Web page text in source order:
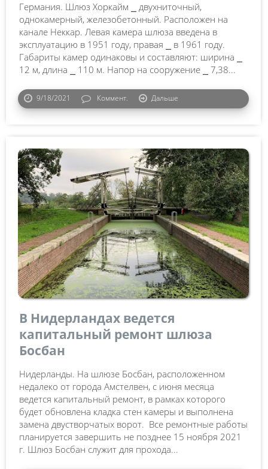
Германия. Шлюз Хоркайм ⎯ двухниточный,
однокамерный, железобетонный. Расположен на
канале Неккар. Левая камера шлюза введена в
эксплуатацию в 1951 году, правая ⎯ в 1961 году.
Габариты камер одинаковы и составляют: ширина ⎯
12 м, длина ⎯ 110 м. Напор на сооружение ⎯ 7,38...
9/18/2021 Коммент. Дальше
В Нидерландах ведется
капитальный ремонт шлюза
Босбан
Нидерланды. На шлюзе Босбан, расположенном
недалеко от города Амстелвен, с июня месяца
ведется капитальный ремонт, в рамках которого
будет обновлена кладка стен камеры и выполнена
замена двустворчатых ворот. Все ремонтные работы
планируется завершить не позднее 15 ноября 2021
г. Шлюз Босбан служит для прохода...